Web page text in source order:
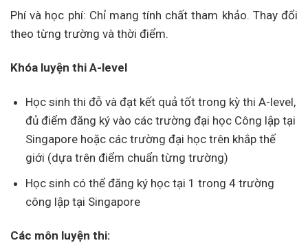
Phí và học phí: Chỉ mang tính chất tham khảo. Thay đổi
theo từng trường và thời điểm.
Khóa luyện thi A-level
Học sinh thi đỗ và đạt kết quả tốt trong kỳ thi A-level,
đủ điểm đăng ký vào các trường đại học Công lập tại
Singapore hoặc các trường đại học trên khắp thế
giới (dựa trên điểm chuẩn từng trường)
Học sinh có thể đăng ký học tại 1 trong 4 trường
công lập tại Singapore
Các môn luyện thi: